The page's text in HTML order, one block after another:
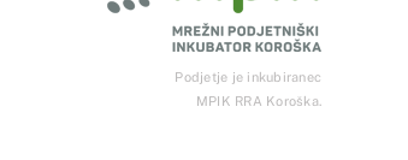
Podjetje je inkubiranec
MPIK RRA Koroška.